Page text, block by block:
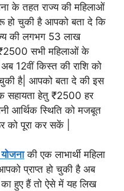
के तहत राज्य की महिलाओं
हो चुकी है आपको बता दे कि
की लगभग 53 लाख
₹2500 सभी महिलाओं के
12वीं किस्त की राशि को
है| आपको बता दे की इस
सहायता हेतु ₹2500 हर
आर्थिक स्थिति को मजबूत
पूरा कर सकें |
की एक लाभार्थी महिला
प्राप्त हो चुकी है अब
हुए हैं तो ऐसे में यह लिख